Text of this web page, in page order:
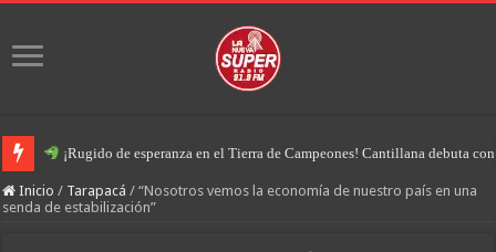
¡Rugido de esperanza en el Tierra de Campeones! Cantillana debuta
Inicio / Tarapacá / “Nosotros vemos la economía de nuestro país en una
senda de estabilización”